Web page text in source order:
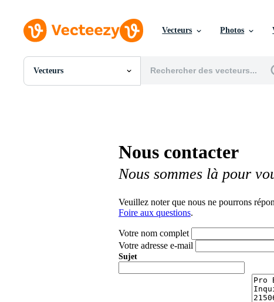
Vecteurs Photos
Vecteurs
Toutes Images
Événements Éditoriaux
Nous contacter
Nous sommes là pour
Veuillez noter que nous ne pourrons
Foire aux questions.
Votre nom complet
Votre adresse e-mail
Sujet